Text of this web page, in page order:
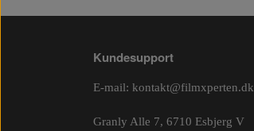
Kundesupport
E-mail: kontakt@filmxperten.dk
Granly Alle 7, 6710 Esbjerg V